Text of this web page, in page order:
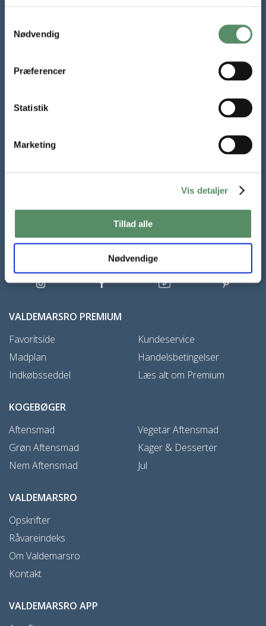
Indsamle præcise oplysninger om din placering,
der kan være nøjagtig inden for få meter
Identificere din enhed baseret på en scanning af
Nødvendig
Præferencer
Statistik
Marketing
Vis detaljer
Tillad alle
Nødvendige
Samtykke til at modtage nyhedsbrevet kan til enhver tid trækkes
VALDEMARSRO PREMIUM
Favoritside
Madplan
Indkøbsseddel
Kundeservice
Handelsbetingelser
Læs alt om Premium
KOGEBØGER
Aftensmad
Grøn Aftensmad
Nem Aftensmad
Vegetar Aftensmad
Kager & Desserter
Jul
VALDEMARSRO
Opskrifter
Råvareindeks
Om Valdemarsro
Kontakt
VALDEMARSRO APP